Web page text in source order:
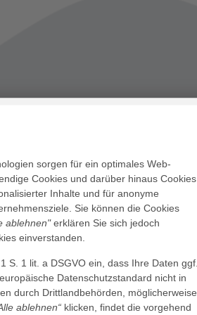
sorgen für ein optimales Web-
Cookies und darüber hinaus Cookies
Inhalte und für anonyme
Sie können die Cookies
ablehnen"erklären Sie sich jedoch
einverstanden.
S. 1 lit. a DSGVO ein, dass Ihre Daten ggf.
Datenschutzstandard nicht in
durch Drittlandbehörden, möglicherweise
ablehnen“ klicken, findet die vorgehend